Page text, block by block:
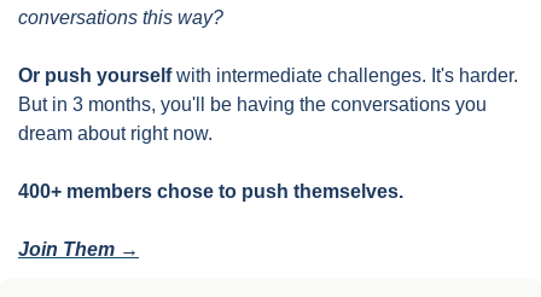
conversations this way?
Or push yourself with intermediate challenges. It's harder.
But in 3 months, you'll be having the conversations you
dream about right now.
400+ members chose to push themselves.
Join Them →